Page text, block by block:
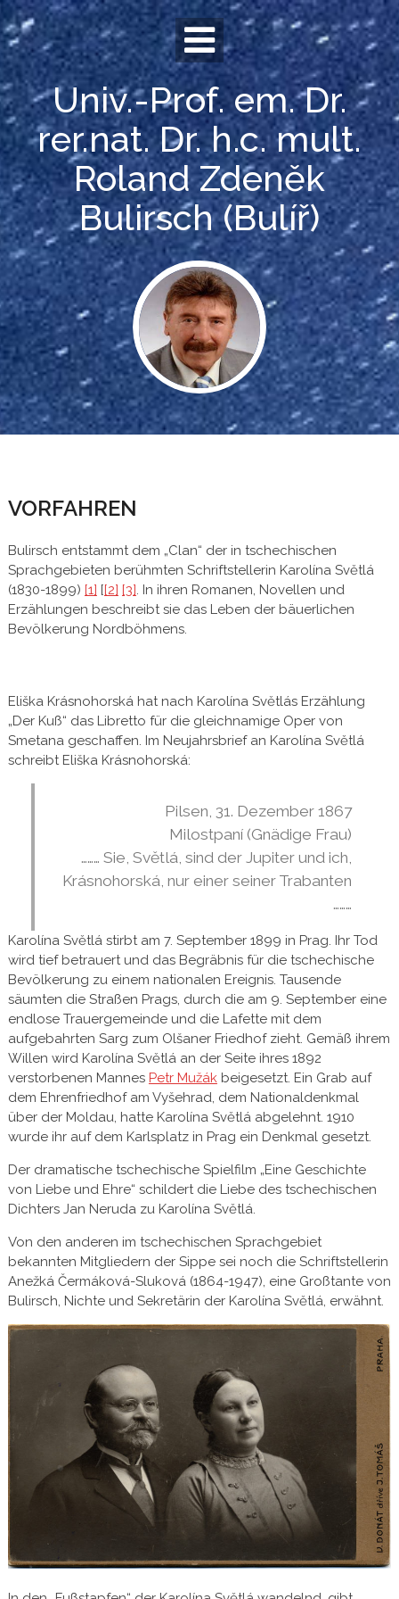
Skip
to
content
Univ.-Prof. em. Dr.
rer.nat. Dr. h.c. mult.
Roland Zdeněk
Bulirsch (Bulíř)
VORFAHREN
Bulirsch entstammt dem „Clan“ der in tschechischen
Sprachgebieten berühmten Schriftstellerin Karolína Světlá
(1830-1899) [1] [[2] [3] . In ihren Romanen, Novellen und
Erzählungen beschreibt sie das Leben der bäuerlichen
Bevölkerung Nordböhmens.
Eliška Krásnohorská hat nach Karolína Světlás Erzählung
„Der Kuß“ das Libretto für die gleichnamige Oper von
Smetana geschaffen. Im Neujahrsbrief an Karolína Světlá
schreibt Eliška Krásnohorská:
Pilsen, 31. Dezember 1867
Milostpaní (Gnädige Frau)
……… Sie, Světlá, sind der Jupiter und ich,
Krásnohorská, nur einer seiner Trabanten
………
Karolína Světlá stirbt am 7. September 1899 in Prag. Ihr Tod
wird tief betrauert und das Begräbnis für die tschechische
Bevölkerung zu einem nationalen Ereignis. Tausende
säumten die Straßen Prags, durch die am 9. September eine
endlose Trauergemeinde und die Lafette mit dem
aufgebahrten Sarg zum Olšaner Friedhof zieht. Gemäß ihrem
Willen wird Karolína Světlá an der Seite ihres 1892
verstorbenen Mannes Petr Mužákbeigesetzt. Ein Grab auf
dem Ehrenfriedhof am Vyšehrad, dem Nationaldenkmal
über der Moldau, hatte Karolína Světlá abgelehnt. 1910
wurde ihr auf dem Karlsplatz in Prag ein Denkmal gesetzt.
Der dramatische tschechische Spielfilm „Eine Geschichte
von Liebe und Ehre“ schildert die Liebe des tschechischen
Dichters Jan Neruda zu Karolína Světlá.
Von den anderen im tschechischen Sprachgebiet
bekannten Mitgliedern der Sippe sei noch die Schriftstellerin
Anežká Čermáková-Sluková (1864-1947), eine Großtante von
Bulirsch, Nichte und Sekretärin der Karolína Světlá, erwähnt.